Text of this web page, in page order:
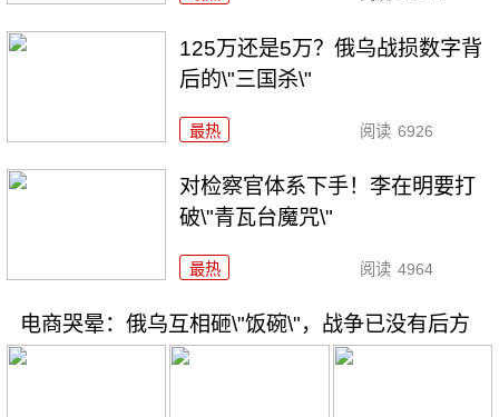
125万还是5万？俄乌战损数字背
后的\"三国杀\"
最热 阅读 6926
对检察官体系下手！李在明要打
破\"青瓦台魔咒\"
最热 阅读 4964
电商哭晕：俄乌互相砸\"饭碗\"，战争已没有后方